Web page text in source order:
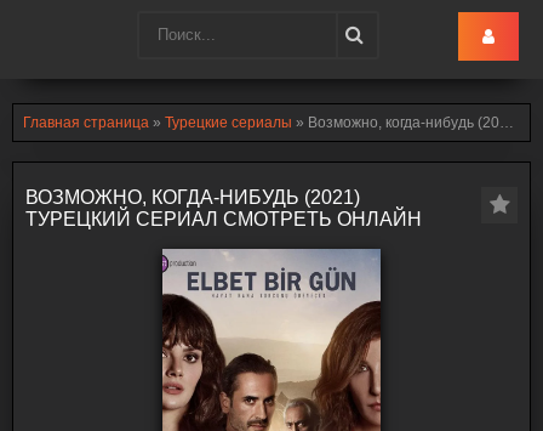
Главная страница » Турецкие сериалы » Возможно, когда-нибудь (2021)
ВОЗМОЖНО, КОГДА-НИБУДЬ (2021)
ТУРЕЦКИЙ СЕРИАЛ СМОТРЕТЬ ОНЛАЙН
Turk-Ru.lol